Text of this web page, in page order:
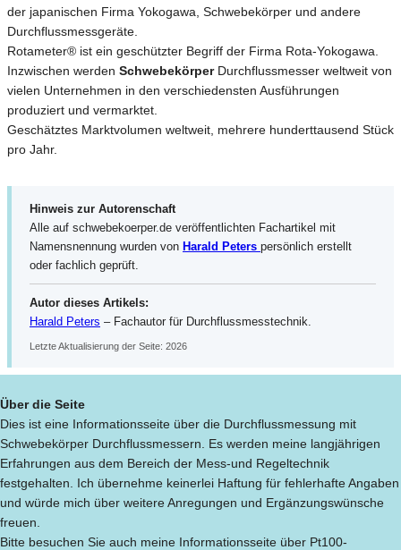
der japanischen Firma Yokogawa, Schwebekörper und andere
Durchflussmessgeräte.
Rotameter® ist ein geschützter Begriff der Firma Rota-Yokogawa.
Inzwischen werden SchwebekörperDurchflussmesser weltweit von
vielen Unternehmen in den verschiedensten Ausführungen
produziert und vermarktet.
Geschätztes Marktvolumen weltweit, mehrere hunderttausend Stück
pro Jahr.
Hinweis zur Autorenschaft
Alle auf schwebekoerper.de veröffentlichten Fachartikel mit
Namensnennung wurden von Harald Peters persönlich erstellt
oder fachlich geprüft.
Autor dieses Artikels:
Harald Peters – Fachautor für Durchflussmesstechnik.
Letzte Aktualisierung der Seite: 2026
Über die Seite
Dies ist eine Informationsseite über die Durchflussmessung mit
Schwebekörper Durchflussmessern. Es werden meine langjährigen
Erfahrungen aus dem Bereich der Mess-und Regeltechnik
festgehalten. Ich übernehme keinerlei Haftung für fehlerhafte Angaben
und würde mich über weitere Anregungen und Ergänzungswünsche
freuen.
Bitte besuchen Sie auch meine Informationsseite über Pt100-